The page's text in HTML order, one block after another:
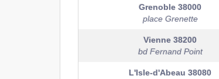
Grenoble 38000
place Grenette
Vienne 38200
bd Fernand Point
L'Isle-d'Abeau 38080